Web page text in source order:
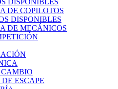
DISPONIBLES
DE COPILOTOS
DISPONIBLES
DE MECÁNICOS
ESCAPE